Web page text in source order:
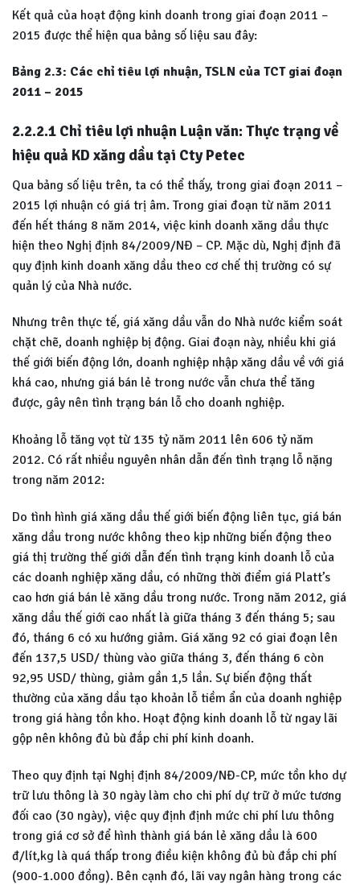
Kết quả của hoạt động kinh doanh trong giai đoạn 2011 –
2015 được thể hiện qua bảng số liệu sau đây:
Bảng 2.3: Các chỉ tiêu lợi nhuận, TSLN của TCT giai đoạn
2011 – 2015
2.2.2.1 Chỉ tiêu lợi nhuận Luận văn: Thực trạng về
hiệu quả KD xăng dầu tại Cty Petec
Qua bảng số liệu trên, ta có thể thấy, trong giai đoạn 2011 –
2015 lợi nhuận có giá trị âm. Trong giai đoạn từ năm 2011
đến hết tháng 8 năm 2014, việc kinh doanh xăng dầu thực
hiện theo Nghị định 84/2009/NĐ – CP. Mặc dù, Nghị định đã
quy định kinh doanh xăng dầu theo cơ chế thị trường có sự
quản lý của Nhà nước.
Nhưng trên thực tế, giá xăng dầu vẫn do Nhà nước kiểm soát
chặt chẽ, doanh nghiệp bị động. Giai đoạn này, nhiều khi giá
thế giới biến động lớn, doanh nghiệp nhập xăng dầu về với giá
khá cao, nhưng giá bán lẻ trong nước vẫn chưa thể tăng
được, gây nên tình trạng bán lỗ cho doanh nghiệp.
Khoảng lỗ tăng vọt từ 135 tỷ năm 2011 lên 606 tỷ năm
2012. Có rất nhiều nguyên nhân dẫn đến tình trạng lỗ nặng
trong năm 2012:
Do tình hình giá xăng dầu thế giới biến động liên tục, giá bán
xăng dầu trong nước không theo kịp những biến động theo
giá thị trường thế giới dẫn đến tình trạng kinh doanh lỗ của
các doanh nghiệp xăng dầu, có những thời điểm giá Platt’s
cao hơn giá bán lẻ xăng dầu trong nước. Trong năm 2012, giá
xăng dầu thế giới cao nhất là giữa tháng 3 đến tháng 5; sau
đó, tháng 6 có xu hướng giảm. Giá xăng 92 có giai đoạn lên
đến 137,5 USD/ thùng vào giữa tháng 3, đến tháng 6 còn
92,95 USD/ thùng, giảm gần 1,5 lần. Sự biến động thất
thường của xăng dầu tạo khoản lỗ tiềm ẩn của doanh nghiệp
trong giá hàng tồn kho. Hoạt động kinh doanh lỗ từ ngay lãi
gộp nên không đủ bù đắp chi phí kinh doanh.
Theo quy định tại Nghị định 84/2009/NĐ-CP, mức tồn kho dự
trữ lưu thông là 30 ngày làm cho chi phí dự trữ ở mức tương
đối cao (30 ngày), việc quy định định mức chi phí lưu thông
trong giá cơ sở để hình thành giá bán lẻ xăng dầu là 600
đ/lít,kg là quá thấp trong điều kiện không đủ bù đắp chi phí
(900-1.000 đồng). Bên cạnh đó, lãi vay ngân hàng trong các